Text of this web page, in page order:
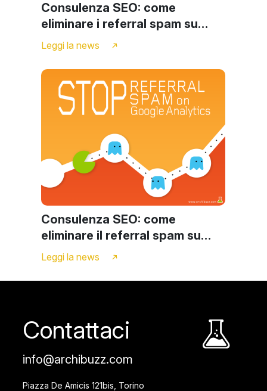
Consulenza SEO: come
eliminare i referral spam su
Google Analytics - seconda
Leggi la news
Consulenza SEO: come
eliminare il referral spam su
Google Analytics
Leggi la news
Contattaci
info@archibuzz.com
Piazza De Amicis 121bis, Torino